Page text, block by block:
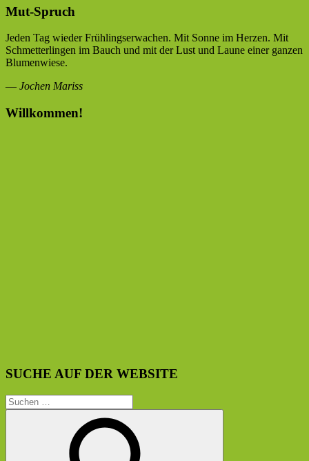
Mut-Spruch
Jeden Tag wieder Frühlingserwachen. Mit Sonne im Herzen. Mit
Schmetterlingen im Bauch und mit der Lust und Laune einer ganzen
Blumenwiese.
— Jochen Mariss
Willkommen!
SUCHE AUF DER WEBSITE
Suchen
nach: